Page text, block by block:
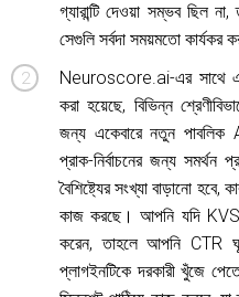
গ্যারান্টি দেওয়া সম্ভব ছিল
সেগুলি সর্বদা সময়মতো কার্যকর
Neuroscore.ai-এর সাথে
করা হয়েছে, বিভিন্ন
জন্য একেবারে নতুন
প্রাক-নির্বাচনের জন্য
বৈশিষ্ট্যের সংখ্যা বাড়ানো হবে,
কাজ করছে। আপনি যদি KVS-
করেন, তাহলে আপনি CTR
প্লাগইনটিকে দরকারী খুঁজে